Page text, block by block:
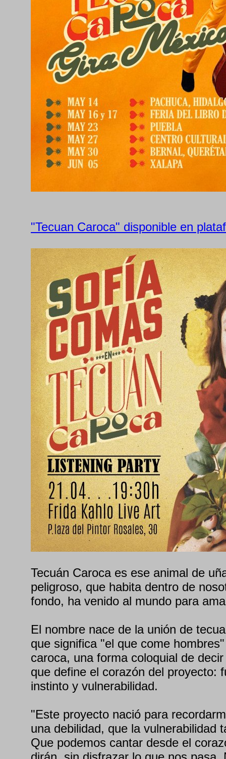
"Tecuan Caroca" disponible en
Tecuán Caroca es ese animal de
peligroso, que habita dentro de
fondo, ha venido al mundo para
El nombre nace de la unión de
que significa "el que come
caroca, una forma coloquial de
que define el corazón del proyecto:
instinto y vulnerabilidad.
"Este proyecto nació para
una debilidad, que la vulnerabilidad
Que podemos cantar desde el